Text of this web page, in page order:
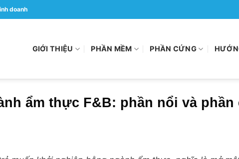
doanh
GIỚI THIỆU PHẦN MỀM PHẦN CỨNG
ẩm thực F&B: phần nổi và phần